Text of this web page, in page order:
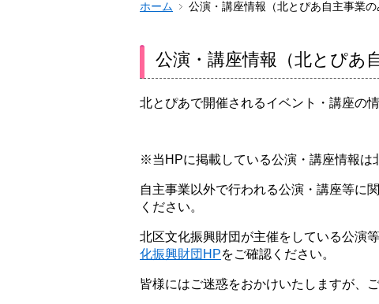
ホーム 公演・講座情報（北とぴあ自主事業の
公演・講座情報（北とぴあ
北とぴあで開催されるイベント・講座の情
※当HPに掲載している公演・講座情報は
自主事業以外で行われる公演・講座等に
ください。
北区文化振興財団が主催をしている公演
化振興財団HPをご確認ください。
皆様にはご迷惑をおかけいたしますが、